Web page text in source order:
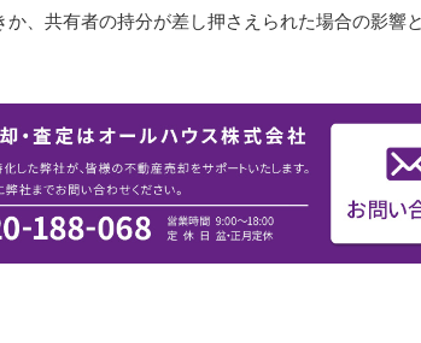
、共有者の持分が差し押さえられた場合の影響